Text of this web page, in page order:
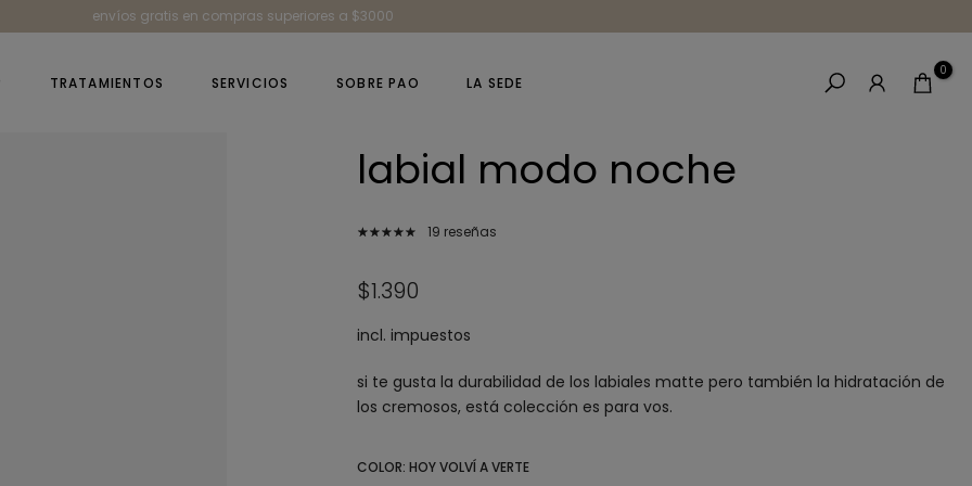
envíos gratis en compras superiores a $3000
TRATAMIENTOS SERVICIOS SOBRE PAO LA SEDE
0
labial modo noche
19 reseñas
$1.390
incl. impuestos
si te gusta la durabilidad de los labiales matte pero también la hidratación de
los cremosos, está colección es para vos.
COLOR: HOY VOLVÍ A VERTE